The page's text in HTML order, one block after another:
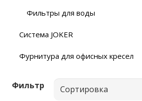
Фильтры для воды
Система JOKER
Фурнитура для офисных кресел
Фильтр